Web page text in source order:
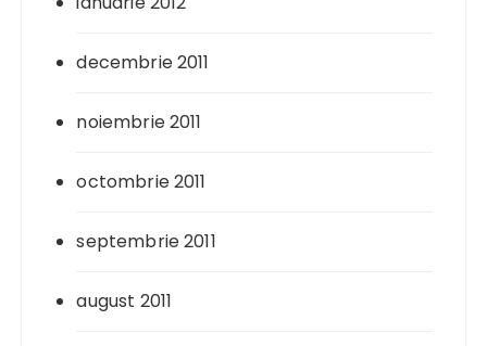
decembrie 2011
noiembrie 2011
octombrie 2011
septembrie 2011
august 2011